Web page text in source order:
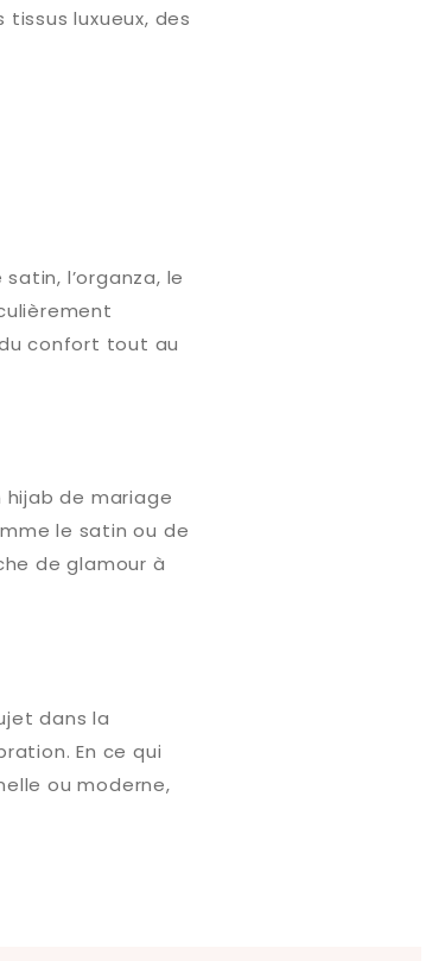
luxueux, des
l’organza, le
confort tout au
de mariage
le satin ou de
de glamour à
dans la
En ce qui
ou moderne,